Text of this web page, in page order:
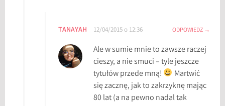
TANAYAH 12/04/2015 o 12:36 ODPOWIEDZ
Ale w sumie mnie to zawsze raczej
cieszy, a nie smuci – tyle jeszcze
tytułów przede mną!
Martwić
się zacznę, jak to zakrzyknę mając
80 lat (a na pewno nadal tak